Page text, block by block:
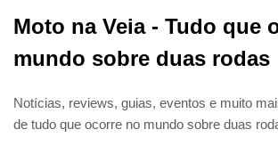
Moto na Veia - Tudo que
mundo sobre duas rodas
Notícias, reviews, guias, eventos e muito
de tudo que ocorre no mundo sobre duas